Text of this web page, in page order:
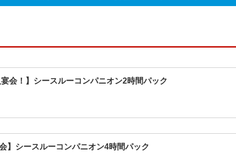
会！】シースルーコンパニオン2時間パック
】シースルーコンパニオン4時間パック